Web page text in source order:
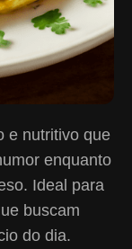
e nutritivo que
enquanto
Ideal para
buscam
do dia.